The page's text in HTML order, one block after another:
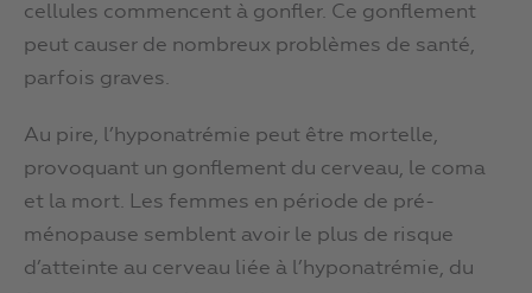
cellules commencent à gonfler. Ce gonflement
peut causer de nombreux problèmes de santé,
parfois graves.
Au pire, l’hyponatrémie peut être mortelle,
provoquant un gonflement du cerveau, le coma
et la mort. Les femmes en période de pré-
ménopause semblent avoir le plus de risque
d’atteinte au cerveau liée à l’hyponatrémie, du